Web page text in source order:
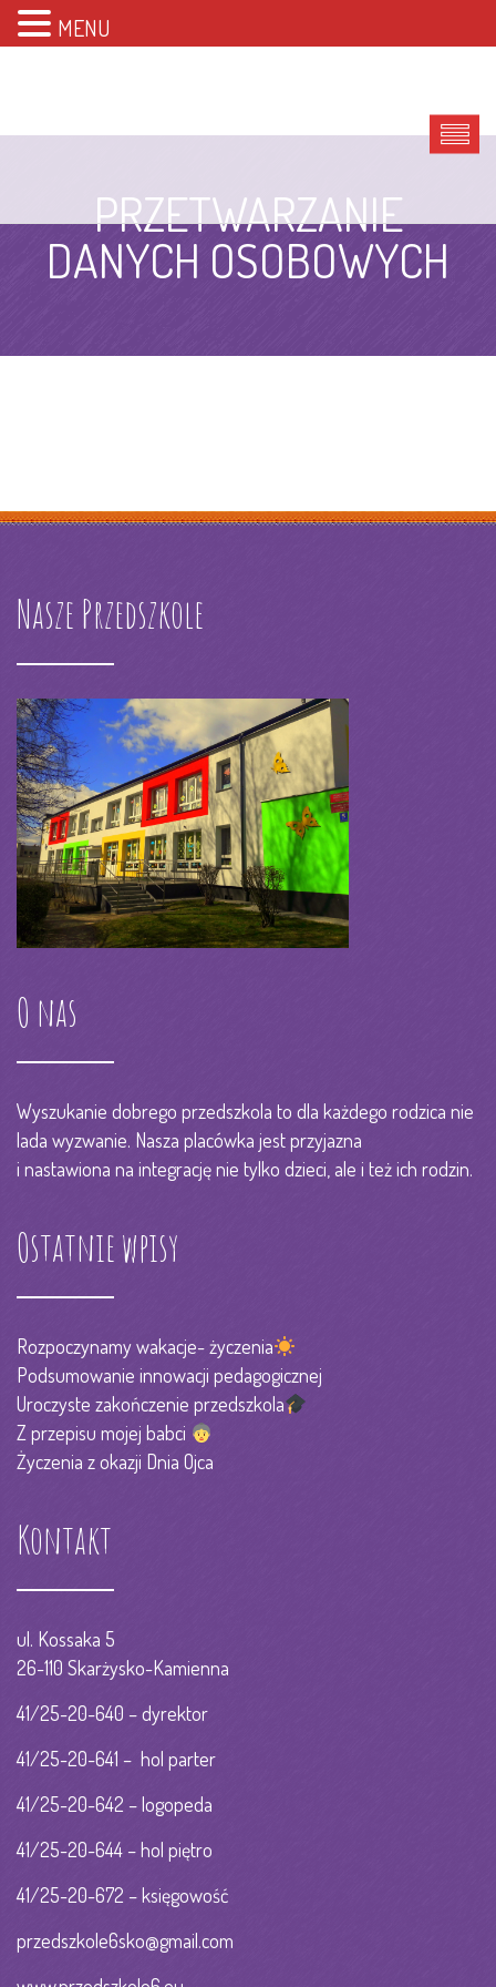
PRZETWARZANIE
DANYCH OSOBOWYCH
Nasze Przedszkole
O nas
Wyszukanie dobrego przedszkola to dla każdego rodzica nie
lada wyzwanie. Nasza placówka jest przyjazna
i nastawiona na integrację nie tylko dzieci, ale i też ich rodzin.
Ostatnie wpisy
Rozpoczynamy wakacje- życzenia
Podsumowanie innowacji pedagogicznej
Uroczyste zakończenie przedszkola
Z przepisu mojej babci
Życzenia z okazji Dnia Ojca
Kontakt
ul. Kossaka 5
26-110 Skarżysko-Kamienna
41/25-20-640 – dyrektor
41/25-20-641 – hol parter
41/25-20-642 – logopeda
41/25-20-644 – hol piętro
41/25-20-672 – księgowość
przedszkole6sko@gmail.com
MENU